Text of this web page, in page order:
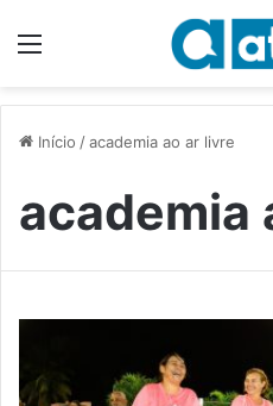
Início /academia ao ar livre
academia